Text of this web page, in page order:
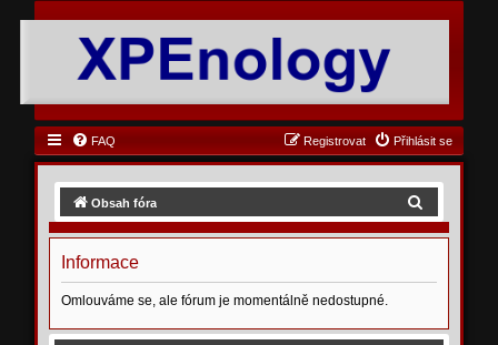
FAQ Přihlásit se
Registrovat
Obsah fóra
d
t
Informace
Omlouváme se, ale fórum je momentálně nedostupné.